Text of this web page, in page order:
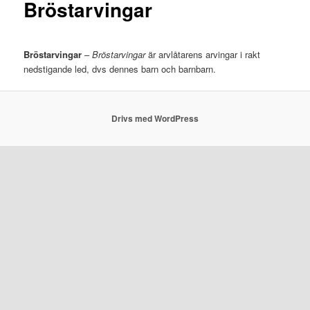
Bröstarvingar
Bröstarvingar –Bröstarvingarär arvlåtarens arvingar i rakt
nedstigande led, dvs dennes barn och barnbarn.
Drivs med WordPress